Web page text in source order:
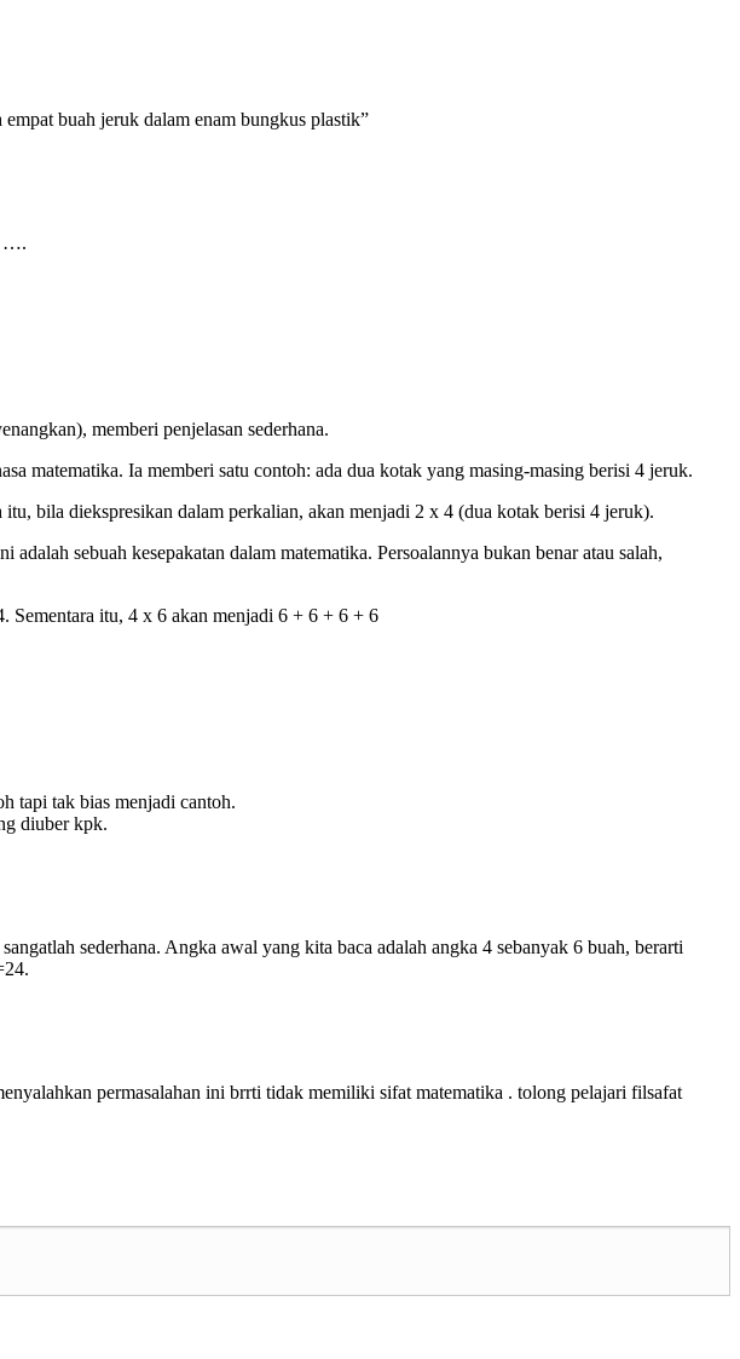
buah jeruk dalam enam bungkus plastik”
….
memberi penjelasan sederhana.
matematika. Ia memberi satu contoh: ada dua kotak yang masing-masing berisi 4 jeruk.
bila diekspresikan dalam perkalian, akan menjadi 2 x 4 (dua kotak berisi 4 jeruk).
sebuah kesepakatan dalam matematika. Persoalannya bukan benar atau salah,
Sementara itu, 4 x 6 akan menjadi 6 + 6 + 6 + 6
tapi tak bias menjadi cantoh.
diuber kpk.
sederhana. Angka awal yang kita baca adalah angka 4 sebanyak 6 buah, berarti
permasalahan ini brrti tidak memiliki sifat matematika . tolong pelajari filsafat